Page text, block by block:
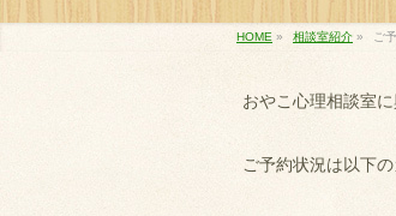
HOME » 相談室紹介 » ご
おやこ心理相談室
ご予約状況は以下